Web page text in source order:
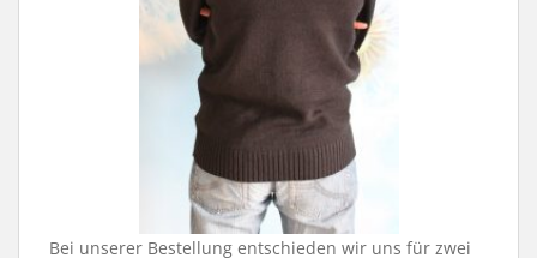
Bei unserer Bestellung entschieden wir uns für zwei